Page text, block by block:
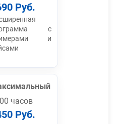
Руб.
с
и
часов
Руб.